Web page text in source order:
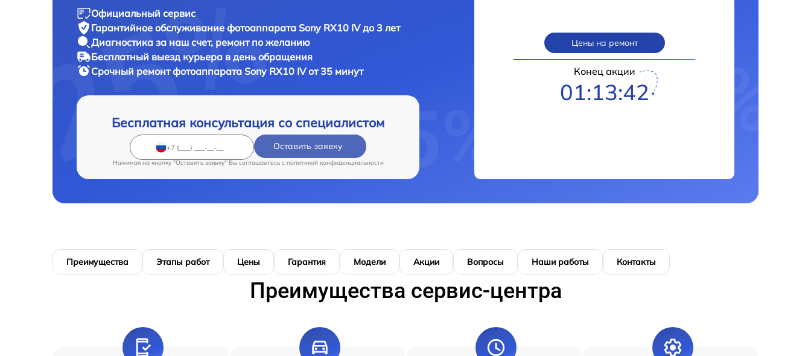
Официальный сервис
Гарантийное обслуживание фотоаппарата Sony RX10 IV до 3 лет
Диагностика за наш счет, ремонт по желанию
Бесплатный выезд курьера в день обращения
Срочный ремонтфотоаппарата Sony RX10 IV от 35 минут
Бесплатная консультация со специалистом
Оставить заявку
Нажимая на кнопку "Оставить заявку" Вы соглашаетесь c политикой конфиденциальности
Цены на ремонт
Конец акции
01:13:41
Преимущества Этапы работ Цены Гарантия Модели Акции Вопросы Наши работы Контакты
Преимущества сервис-центра